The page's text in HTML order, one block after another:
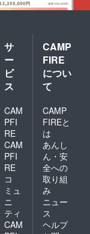
サ
ー
ビ
ス
CAM
PFI
RE
CAM
PFI
RE
コ
ミュ
ニ
ティ
CAM
CAMP
FIRE
につい
て
CAMP
FIREと
は
あんし
ん・安
全への
取り組
み
ニュー
ス
ヘルプ